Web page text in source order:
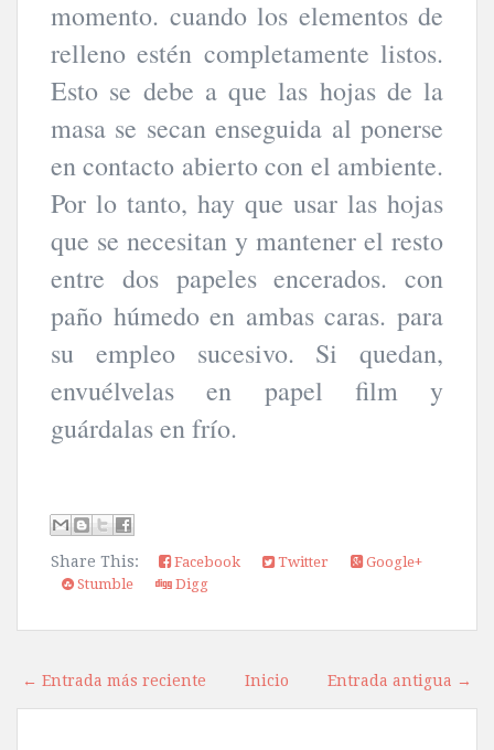
momento. cuando los elementos de
relleno estén completamente listos.
Esto se debe a que las hojas de la
masa se secan enseguida al ponerse
en contacto abierto con el ambiente.
Por lo tanto, hay que usar las hojas
que se necesitan y mantener el resto
entre dos papeles encerados. con
paño húmedo en ambas caras. para
su empleo sucesivo. Si quedan,
envuélvelas en papel film y
guárdalas en frío.
Share This: Facebook Twitter
Google+
Stumble
Digg
← Entrada más reciente Entrada antigua →
Inicio